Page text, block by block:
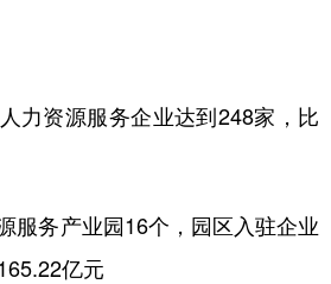
资源服务企业达到248家，比
务产业园16个，园区入驻企业
亿元